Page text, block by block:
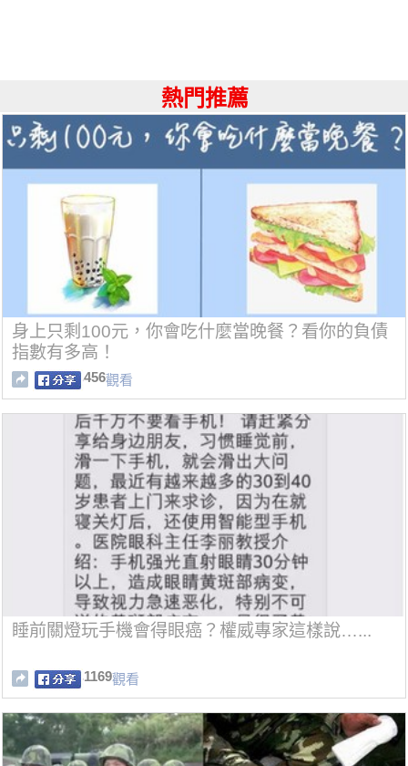
熱門推薦
身上只剩100元，你會吃什麼當晚餐？看你的負債
指數有多高！
456觀看
睡前關燈玩手機會得眼癌？權威專家這樣說…...
1169觀看